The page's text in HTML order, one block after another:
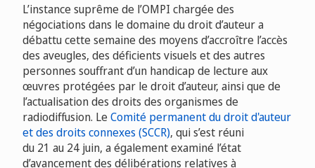
L’instance suprême de l’OMPI chargée des
négociations dans le domaine du droit d’auteur a
débattu cette semaine des moyens d’accroître l’accès
des aveugles, des déficients visuels et des autres
personnes souffrant d’un handicap de lecture aux
œuvres protégées par le droit d’auteur, ainsi que de
l’actualisation des droits des organismes de
radiodiffusion. LeComité permanent du droit d'auteur
et des droits connexes (SCCR), qui s’est réuni
du 21 au 24 juin, a également examiné l’état
d’avancement des délibérations relatives à